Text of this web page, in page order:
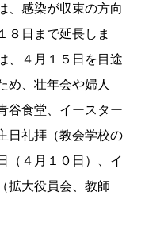
、感染が収束の方向
８日まで延長しま
、４月１５日を目途
め、壮年会や婦人
谷食堂、イースター
日礼拝（教会学校の
（４月１０日）、イ
拡大役員会、教師